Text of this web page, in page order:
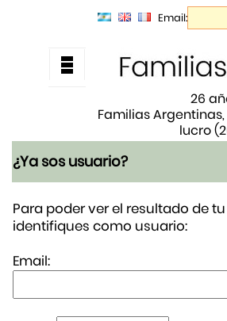
Email:
26
Familias
lucro
¿Ya sos usuario?
Para poder ver el resultado de
identifiques como usuario:
Email: